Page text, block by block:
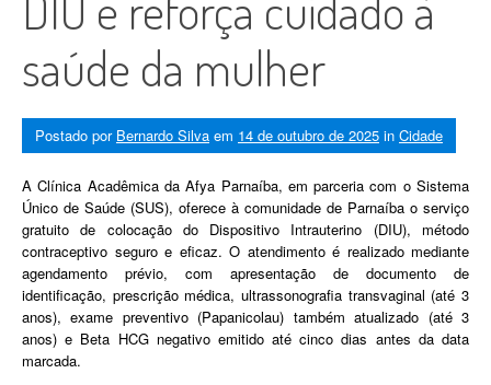
saúde da mulher
Postado por Bernardo Silva em 14 de outubro de 2025 in Cidade
A Clínica Acadêmica da Afya Parnaíba, em parceria com o Sistema
Único de Saúde (SUS), oferece à comunidade de Parnaíba o serviço
gratuito de colocação do Dispositivo Intrauterino (DIU), método
contraceptivo seguro e eficaz. O atendimento é realizado mediante
agendamento prévio, com apresentação de documento de
identificação, prescrição médica, ultrassonografia transvaginal (até 3
anos), exame preventivo (Papanicolau) também atualizado (até 3
anos) e Beta HCG negativo emitido até cinco dias antes da data
marcada.